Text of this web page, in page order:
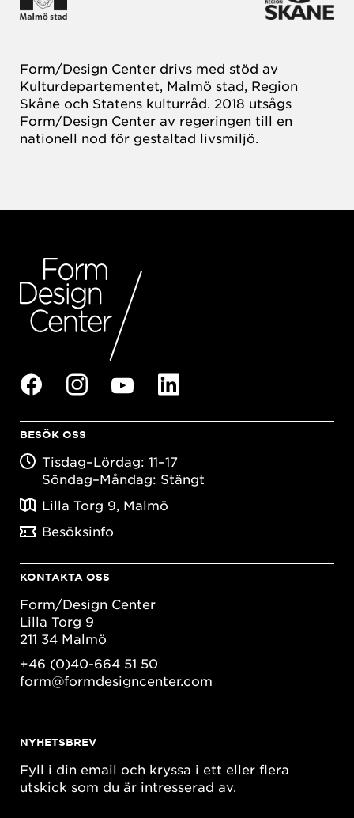
Form/Design Center drivs med stöd av
Kulturdepartementet, Malmö stad, Region
Skåne och Statens kulturråd. 2018 utsågs
Form/Design Center av regeringen till en
nationell nod för gestaltad livsmiljö.
BESÖK OSS
Tisdag–Lördag: 11–17
Söndag–Måndag: Stängt
Lilla Torg 9, Malmö
Besöksinfo
KONTAKTA OSS
Form/Design Center
Lilla Torg 9
211 34 Malmö
+46 (0)40-664 51 50
form@formdesigncenter.com
NYHETSBREV
Fyll i din email och kryssa i ett eller flera
utskick som du är intresserad av.